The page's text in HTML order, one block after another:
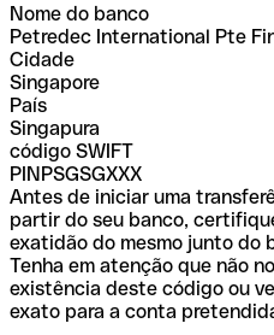
Nome do banco
Petredec International Pte
Cidade
Singapore
País
Singapura
código SWIFT
PINPSGSGXXX
Antes de iniciar uma
partir do seu banco,
exatidão do mesmo junto do
Tenha em atenção que não
existência deste código ou
exato para a conta